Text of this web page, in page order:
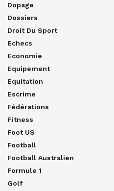
Dopage
Dossiers
Droit Du Sport
Echecs
Economie
Equipement
Equitation
Escrime
Fédérations
Fitness
Foot US
Football
Football Australien
Formule 1
Golf